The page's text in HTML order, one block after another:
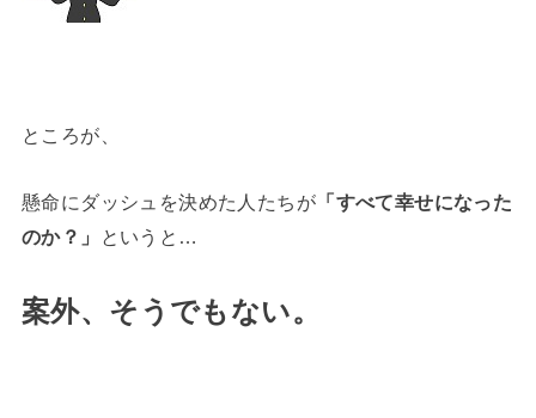
ところが、
懸命にダッシュを決めた人たちが 「すべて幸せになった
のか？」
というと…
案外、そうでもない。